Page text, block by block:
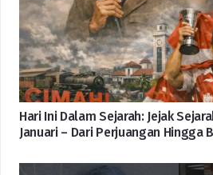
Hari Ini Dalam Sejarah: Jejak
Januari – Dari Perjuangan Hingga